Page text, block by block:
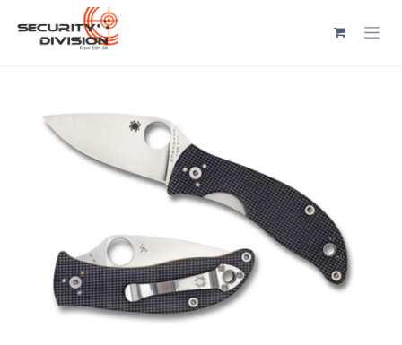
Se rendre au contenu